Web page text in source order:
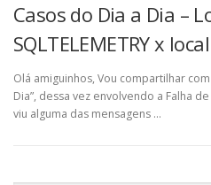
Casos do Dia a Dia –
SQLTELEMETRY x
Olá amiguinhos, Vou compartilhar
Dia”, dessa vez envolvendo a Falha
viu alguma das mensagens …